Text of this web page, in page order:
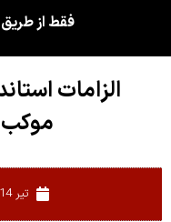
فقط از طریق پیامک
الزامات
تیر 14, 1405